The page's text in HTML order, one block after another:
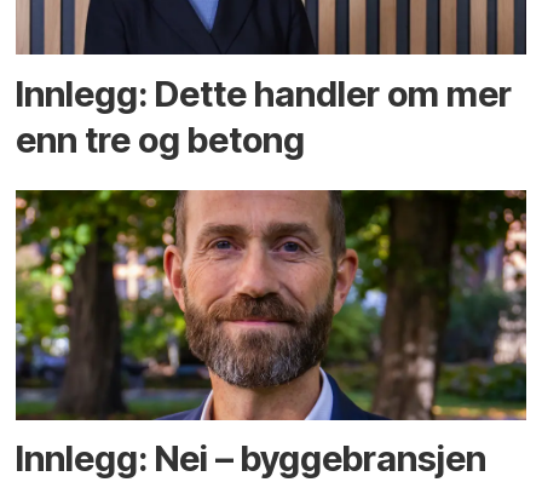
Innlegg: Dette handler om mer
enn tre og betong
Innlegg: Nei – byggebransjen